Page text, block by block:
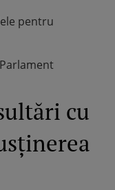
pentru
cu